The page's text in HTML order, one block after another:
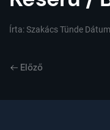
Írta:Szakács Tünde
Előző